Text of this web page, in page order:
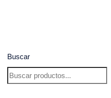
Buscar